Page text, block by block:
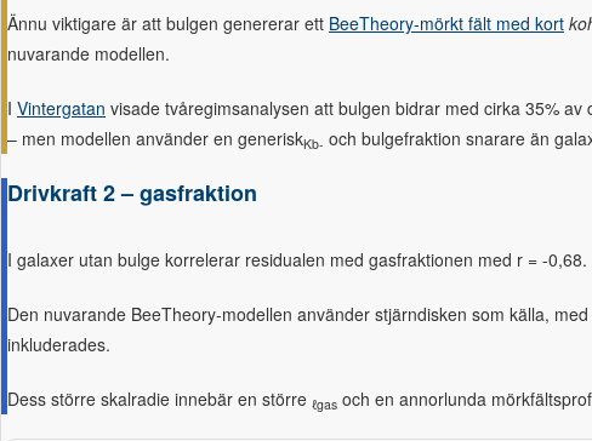
Ännu viktigare är att bulgen genererar ett BeeTheory-mörkt fält med kort
nuvarande modellen.
I Vintergatan visade tvåregimsanalysen att bulgen bidrar med cirka 35%
– men modellen använder en generiskKb- och bulgefraktion snarare än
Drivkraft 2 – gasfraktion
I galaxer utan bulge korrelerar residualen med gasfraktionen med r = -
Den nuvarande BeeTheory-modellen använder stjärndisken som källa, med
inkluderades.
Dess större skalradie innebär en större ℓgas och en annorlunda